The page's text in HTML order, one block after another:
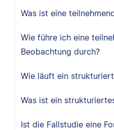
Was ist eine
Wie führe ich eine
Beobachtung durch?
Wie läuft ein
Was ist ein
Ist die Fallstudie eine